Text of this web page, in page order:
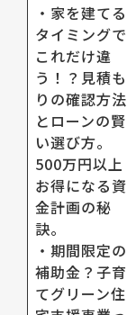
・家を建てる
タイミングで
これだけ違
う！？見積も
りの確認方法
とローンの賢
い選び方。
500万円以上
お得になる資
金計画の秘
訣。
・期間限定の
補助金？子育
てグリーン住